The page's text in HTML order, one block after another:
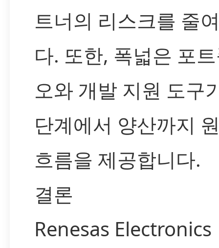
트너의 리스크를 줄
다. 또한, 폭넓은 포
오와 개발 지원 도구
단계에서 양산까지
흐름을 제공합니다.
결론
Renesas Electronics